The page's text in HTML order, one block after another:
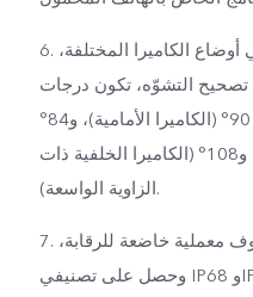
6. قد تختلف قيمة البكسل في أوضاع الكاميرا المختلفة،
تصحيح التشوّه، تكون درجات
العدسة ذات الزاوية الواسعة 90° (الكاميرا الأمامية)، و84°
(الكاميرا الخلفية الرئيسية)، و108° (الكاميرا الخلفية ذات
الزاوية الواسعة).
7. تم اختبار هذا المنتج في ظروف معملية خاضعة للرقابة،
وحصل على تصنيفي IP68 وIP69 وفقًا لمعيار IEC 60529-